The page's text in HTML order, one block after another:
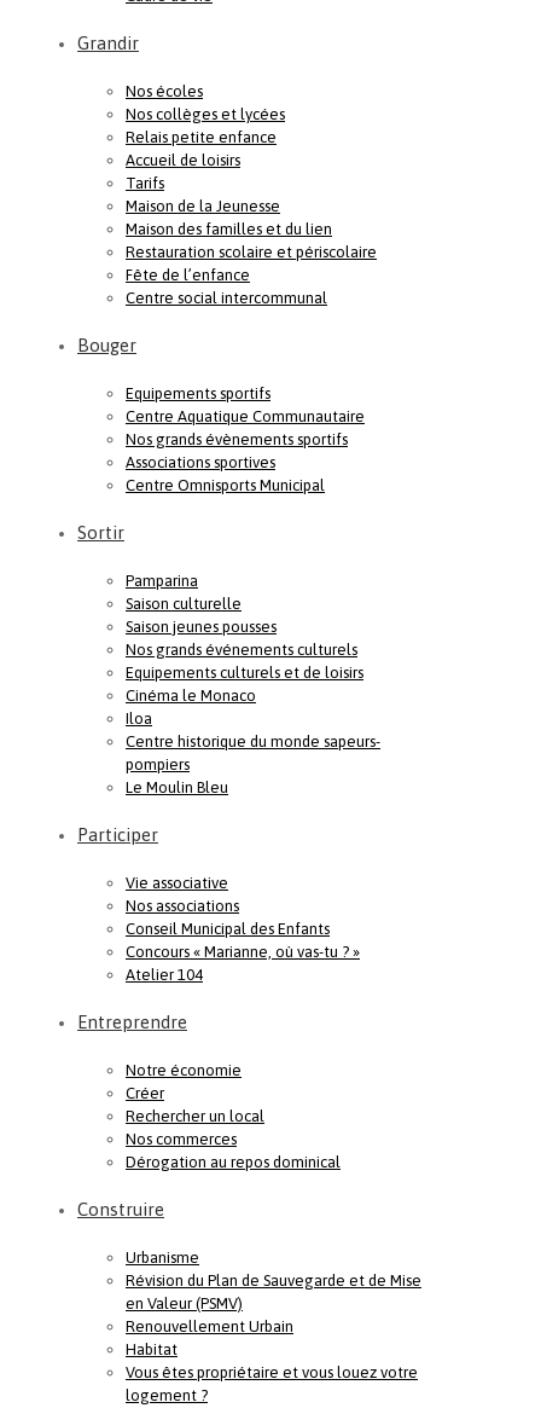
Grandir
Nos écoles
Nos collèges et lycées
Relais petite enfance
Accueil de loisirs
Tarifs
Maison de la Jeunesse
Maison des familles et du lien
Restauration scolaire et périscolaire
Fête de l’enfance
Centre social intercommunal
Bouger
Equipements sportifs
Centre Aquatique Communautaire
Nos grands évènements sportifs
Associations sportives
Centre Omnisports Municipal
Sortir
Pamparina
Saison culturelle
Saison jeunes pousses
Nos grands événements culturels
Equipements culturels et de loisirs
Cinéma le Monaco
Iloa
Centre historique du monde sapeurs-
pompiers
Le Moulin Bleu
Participer
Vie associative
Nos associations
Conseil Municipal des Enfants
Concours « Marianne, où vas-tu ? »
Atelier 104
Entreprendre
Notre économie
Créer
Rechercher un local
Nos commerces
Dérogation au repos dominical
Construire
Urbanisme
Révision du Plan de Sauvegarde et de Mise
en Valeur (PSMV)
Renouvellement Urbain
Habitat
Vous êtes propriétaire et vous louez votre
logement ?